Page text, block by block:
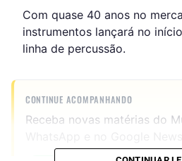
Com quase 40 anos no
instrumentos lançará no
linha de percussão.
CONTINUE ACOMPANHANDO
Receba novas matérias do